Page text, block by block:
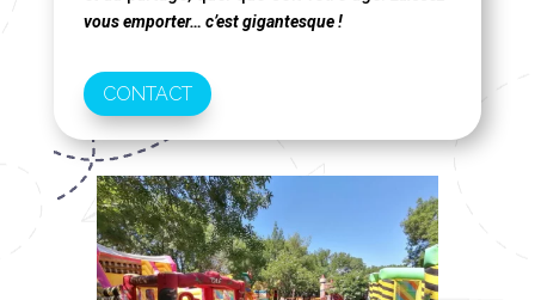
vous emporter… c’est gigantesque !
CONTACT